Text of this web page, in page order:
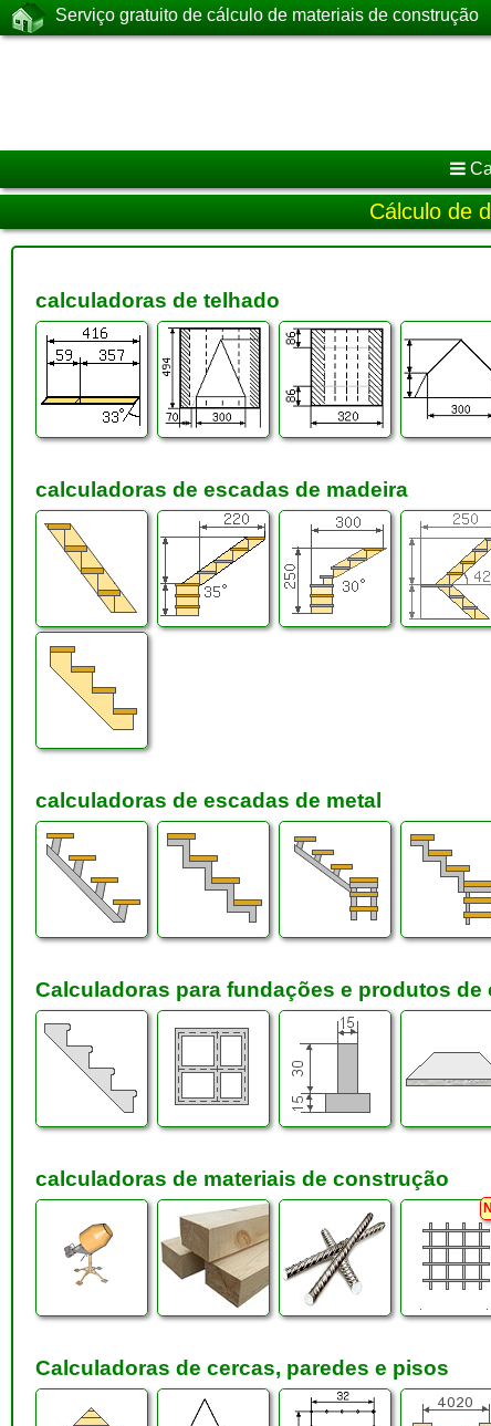
Serviço gratuito de cálculo de materiais de construção
Cálculo de
calculadoras de telhado
calculadoras de escadas de madeira
calculadoras de escadas de metal
Calculadoras para fundações e produtos de
calculadoras de materiais de construção
Calculadoras de cercas, paredes e pisos